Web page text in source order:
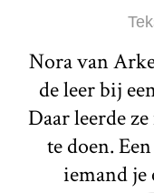
Nora van
de leer bij
Daar leerde
te doen.
iemand je